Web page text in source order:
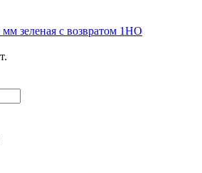
зеленая с возвратом 1НО